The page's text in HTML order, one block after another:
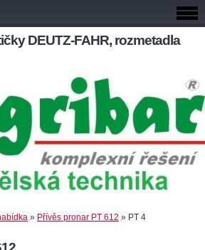
DEUTZ-FAHR, rozmetadla
» Přívěs pronar PT 612 » PT 4